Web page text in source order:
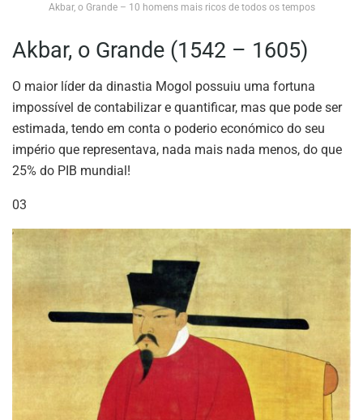
Akbar, o Grande – 10 homens mais ricos de todos os tempos
Akbar, o Grande (1542 – 1605)
O maior líder da dinastia Mogol possuiu uma fortuna
impossível de contabilizar e quantificar, mas que pode ser
estimada, tendo em conta o poderio económico do seu
império que representava, nada mais nada menos, do que
25% do PIB mundial!
03